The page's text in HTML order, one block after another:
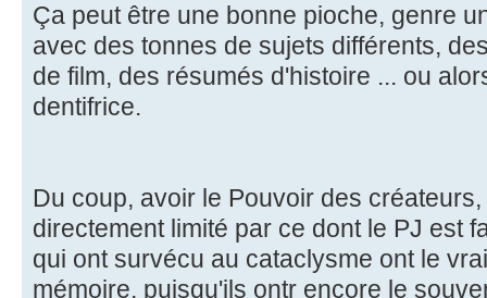
Ça peut être une bonne pioche, genre
avec des tonnes de sujets différents,
de film, des résumés d'histoire ... ou
dentifrice.
Du coup, avoir le Pouvoir des
directement limité par ce dont le PJ est
qui ont survécu au cataclysme ont le
mémoire, puisqu'ils ontr encore le